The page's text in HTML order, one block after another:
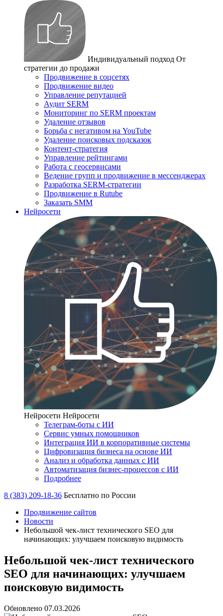
Индивидуальный подход От
стратегии до продажи
Продвижение в соцсетях
Продвижение видео
Управление репутацией
Аудит SERM
Мониторинг по SERM проектам
Удаление отзывов
Борьба с негативом на YouTube
Удаление поисковых подсказок
Контент-стратегия
Управление рейтингами
Работа с геосервисами
Ведение групп и продвижение в мессенджерах
Разработка SERM-стратегии
Продвижение в Rutube
Заказать SMM
Нейросети
Нейросети Нейросети
Телеграм-боты с ИИ
Сервис умных помощников
Интеграция ИИ в корпоративные системы
Цифровизация бизнеса на основе ИИ
Анализ и обработка данных с ИИ
Автоматизация бизнес-процессов с ИИ
Подробнее
8 (383) 209-18-36 Бесплатно по России
Продвижение сайтов
Новости
Небольшой чек-лист технического SEO для
начинающих: улучшаем поисковую видимость
Небольшой чек-лист технического
SEO для начинающих: улучшаем
поисковую видимость
Обновлено 07.03.2026